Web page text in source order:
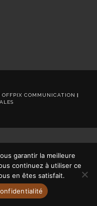
OFFPIX COMMUNICATION |
garantir la meilleure
continuez à utiliser ce
en êtes satisfait.